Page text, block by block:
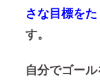
さな目標をた
す。
自分でゴー